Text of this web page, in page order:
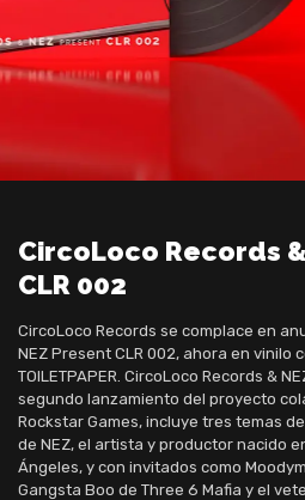
CircoLoco Records
CLR 002
CircoLoco Records se complace en
NEZ Present CLR 002, ahora en vinilo
TOILETPAPER. CircoLoco Records &
segundo lanzamiento del proyecto
Rockstar Games, incluye tres temas
de NEZ, el artista y productor nacido
Ángeles, y con invitados como
Gangsta Boo de Three 6 Mafia y el